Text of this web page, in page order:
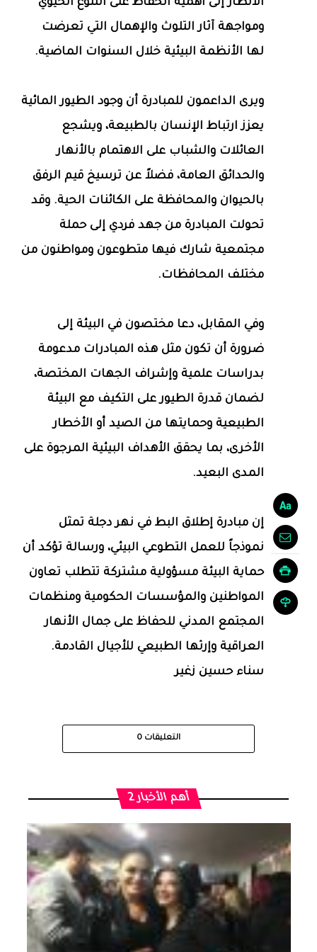
الأنظار إلى أهمية الحفاظ على التنوع الحيوي
ومواجهة آثار التلوث والإهمال التي تعرضت
لها الأنظمة البيئية خلال السنوات الماضية.
ويرى الداعمون للمبادرة أن وجود الطيور المائية
يعزز ارتباط الإنسان بالطبيعة، ويشجع
العائلات والشباب على الاهتمام بالأنهار
والحدائق العامة، فضلاً عن ترسيخ قيم الرفق
بالحيوان والمحافظة على الكائنات الحية. وقد
تحولت المبادرة من جهد فردي إلى حملة
مجتمعية شارك فيها متطوعون ومواطنون من
مختلف المحافظات.
وفي المقابل، دعا مختصون في البيئة إلى
ضرورة أن تكون مثل هذه المبادرات مدعومة
بدراسات علمية وإشراف الجهات المختصة،
لضمان قدرة الطيور على التكيف مع البيئة
الطبيعية وحمايتها من الصيد أو الأخطار
الأخرى، بما يحقق الأهداف البيئية المرجوة على
المدى البعيد.
إن مبادرة إطلاق البط في نهر دجلة تمثل
نموذجاً للعمل التطوعي البيئي، ورسالة تؤكد أن
حماية البيئة مسؤولية مشتركة تتطلب تعاون
المواطنين والمؤسسات الحكومية ومنظمات
المجتمع المدني للحفاظ على جمال الأنهار
العراقية وإرثها الطبيعي للأجيال القادمة.
سناء حسين زغير
التعليقات 0
أهم الأخبار 2